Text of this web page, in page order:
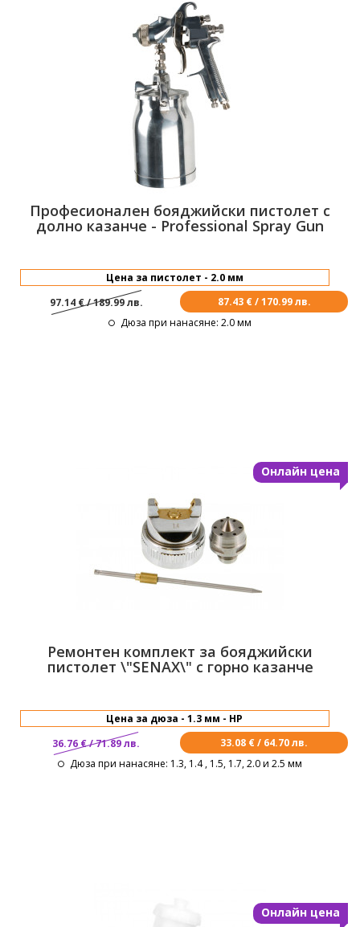
Професионален бояджийски пистолет с
долно казанче - Professional Spray Gun
97.14 € / 189.99 лв.
87.43 € / 170.99 лв.
Дюза при нанасяне: 2.0 мм
Ремонтен комплект за бояджийски
пистолет \"SENAX\" с горно казанче
36.76 € / 71.89 лв.
33.08 € / 64.70 лв.
Дюза при нанасяне: 1.3, 1.4 , 1.5, 1.7, 2.0 и 2.5 мм